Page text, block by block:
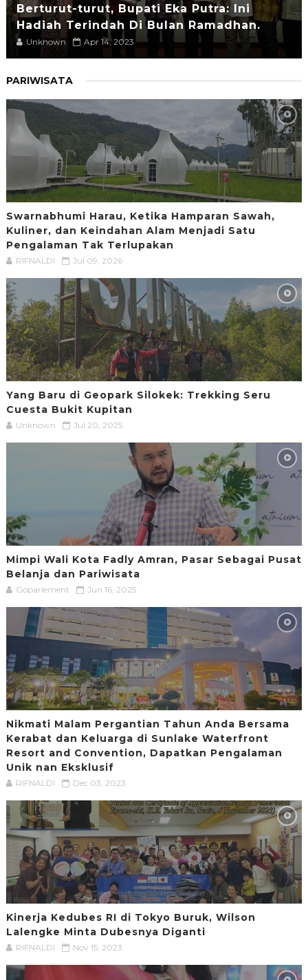
Berturut-turut, Bupati Eka Putra: Ini
Hadiah Terindah Di Bulan Ramadhan.
Unknown Apr 14, 2023
PARIWISATA
Swarnabhumi Harau, Ketika Hamparan Sawah,
Kuliner, dan Keindahan Alam Menjadi Satu
Pengalaman Tak Terlupakan
RIFNALDI Jul 09, 2026
Yang Baru di Geopark Silokek: Trekking Seru
Cuesta Bukit Kupitan
Unknown Jul 20, 2025
Mimpi Wali Kota Fadly Amran, Pasar Sebagai Pusat
Belanja dan Pariwisata
Goparlement Jun 16, 2025
Nikmati Malam Pergantian Tahun Anda Bersama
Kerabat dan Keluarga di Sunlake Waterfront
Resort and Convention, Dapatkan Pengalaman
Unik nan Eksklusif
RIFNALDI Dec 03, 2023
Kinerja Kedubes RI di Tokyo Buruk, Wilson
Lalengke Minta Dubesnya Diganti
RIFNALDI Nov 15, 2023